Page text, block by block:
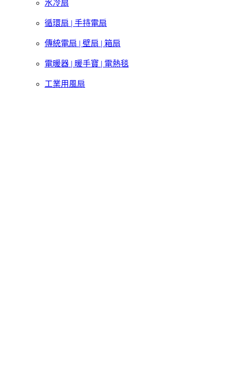
水冷扇
循環扇 | 手持電扇
傳統電扇 | 壁扇 | 箱扇
電暖器 | 暖手寶 | 電熱毯
工業用風扇